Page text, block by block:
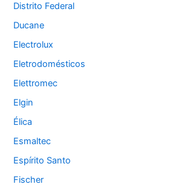
Distrito Federal
Ducane
Electrolux
Eletrodomésticos
Elettromec
Elgin
Élica
Esmaltec
Espírito Santo
Fischer